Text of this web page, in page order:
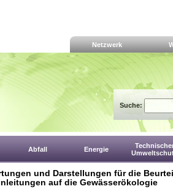
Netzwerk
Suche:
Abfall Energie
und Darstellungen für die
auf die Gewässerökologie